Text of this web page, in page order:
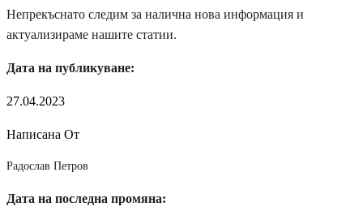
Непрекъснато следим за налична нова информация и
актуализираме нашите статии.
Дата на публикуване:
27.04.2023
Написана От
Радослав Петров
Дата на последна промяна: